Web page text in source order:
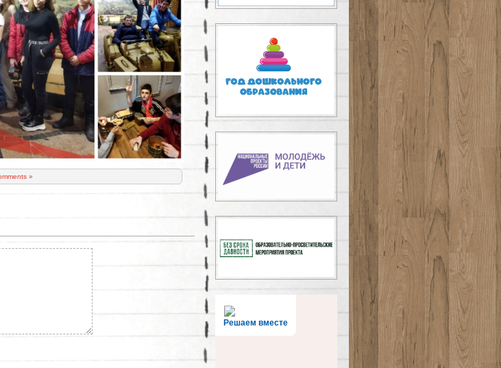
»
Решаем вместе